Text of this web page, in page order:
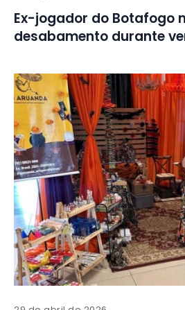
Ex-jogador do Botafogo
desabamento durante